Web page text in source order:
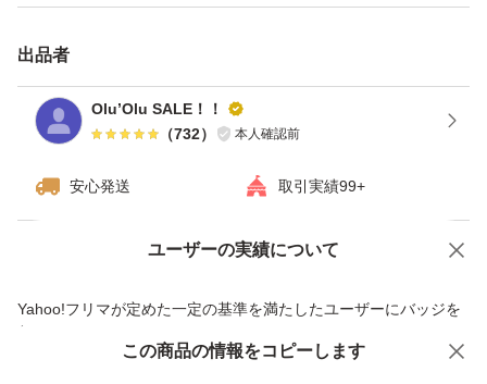
出品者
Olu’Olu SALE！！
（732） 本人確認前
安心発送 取引実績99+
ユーザーの実績について
Yahoo!フリマが定めた一定の基準を満たしたユーザーにバッジを
付与しています
価格の相談 商品への質問
この商品の情報をコピーします
この商品をみている人にオススメ